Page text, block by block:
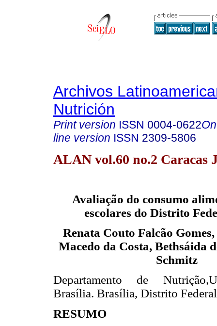
Archivos
Nutrición
Print version ISSN 0004-0622
line version ISSN 2309-5806
ALAN vol.60 no.2 Caracas
Avaliação do consumo
escolares do Distrito
Renata Couto Falcão
Macedo da Costa, Bethsáida
Schmitz
Departamento de
Brasília. Brasília, Distrito
RESUMO